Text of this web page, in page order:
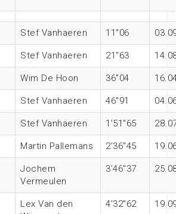
Stef Vanhaeren 11″06
Stef Vanhaeren 21″63
Wim De Hoon 36″04
Stef Vanhaeren 46″91
Stef Vanhaeren 1’51″65
Martin Pallemans 2’36″45
Jochem
Vermeulen
3’46″37
Lex Van den
4’32″62